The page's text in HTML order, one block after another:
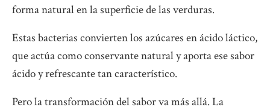
forma natural en la superficie de las verduras.
Estas bacterias convierten los azúcares en ácido láctico,
que actúa como conservante natural y aporta ese sabor
ácido y refrescante tan característico.
Pero la transformación del sabor va más allá. La